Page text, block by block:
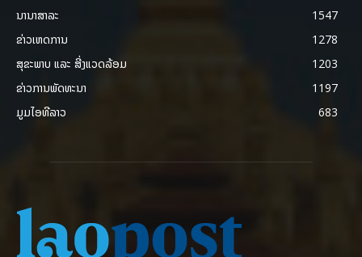
ນານາສາລະ
1547
ຂ່າວເຫດການ
1278
ສຸຂະພາບ ແລະ ສີ່ງແວດລ້ອມ
1203
ຂ່າວການພັດທະນາ
1197
ມູມໄອທີລາວ
683